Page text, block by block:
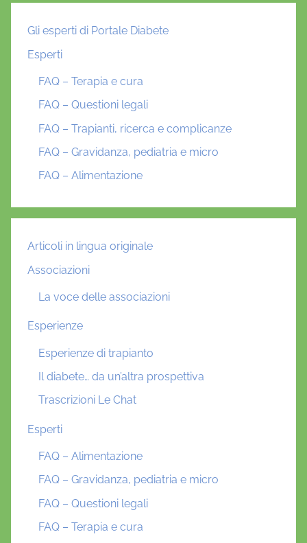
Gli esperti di Portale Diabete
Esperti
FAQ – Terapia e cura
FAQ – Questioni legali
FAQ – Trapianti, ricerca e complicanze
FAQ – Gravidanza, pediatria e micro
FAQ – Alimentazione
Articoli in lingua originale
Associazioni
La voce delle associazioni
Esperienze
Esperienze di trapianto
Il diabete… da un’altra prospettiva
Trascrizioni Le Chat
Esperti
FAQ – Alimentazione
FAQ – Gravidanza, pediatria e micro
FAQ – Questioni legali
FAQ – Terapia e cura